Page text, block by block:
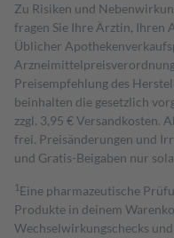
Zu Risiken und
fragen Sie Ihre Ärztin, Ihren
Üblicher
Preisempfehlung des
beinhalten die gesetzlich
zzgl. 3,95 € Versandkosten.
frei. Preisänderungen und
und Gratis-Beigaben nur
1 Eine pharmazeutische
Produkte in deinem
Wechselwirkungschecks